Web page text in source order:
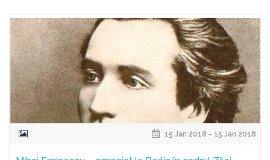
15 Jan 2018 - 15 Jan 2018